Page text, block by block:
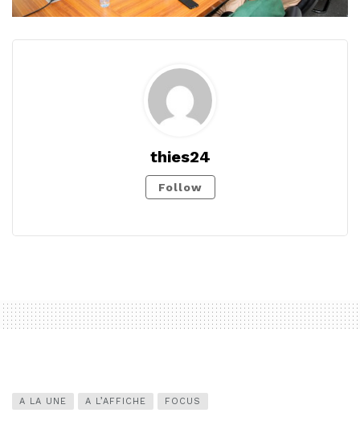
thies24
Follow
A LA UNE A L’AFFICHE FOCUS